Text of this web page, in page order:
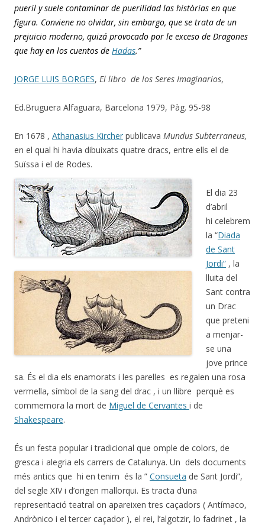
pueril y suele contaminar de puerilidad las històrias en que
figura. Conviene no olvidar, sin embargo, que se trata de un
prejuicio moderno, quizá provocado por le exceso de Dragones
que hay en los cuentos de Hadas.”
JORGE LUIS BORGES, El libro de los Seres Imaginarios,
Ed.Bruguera Alfaguara, Barcelona 1979, Pàg. 95-98
En 1678 , Athanasius Kircher publicava Mundus Subterraneus,
en el qual hi havia dibuixats quatre dracs, entre ells el de
Suïssa i el de Rodes.
El dia 23
d’abril
hi celebrem
la “Diada
de Sant
Jordi” , la
lluita del
Sant contra
un Drac
que preteni
a menjar-
se una
jove prince
sa. És el dia els enamorats i les parelles es regalen una rosa
vermella, símbol de la sang del drac , i un llibre perquè es
commemora la mort de Miguel de Cervantes i de
Shakespeare.
És un festa popular i tradicional que omple de colors, de
gresca i alegria els carrers de Catalunya. Un dels documents
més antics que hi en tenim és la ” Consueta de Sant Jordi”,
del segle XIV i d’origen mallorqui. Es tracta d’una
representació teatral on apareixen tres caçadors ( Antímaco,
Andrònico i el tercer caçador ), el rei, l’algotzir, lo fadrinet , la